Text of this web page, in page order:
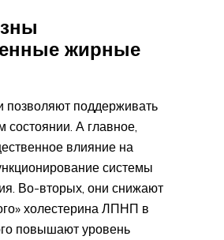
жирные
позволяют поддерживать
состоянии. А главное,
влияние на
системы
Во-вторых, они снижают
холестерина ЛПНП в
повышают уровень